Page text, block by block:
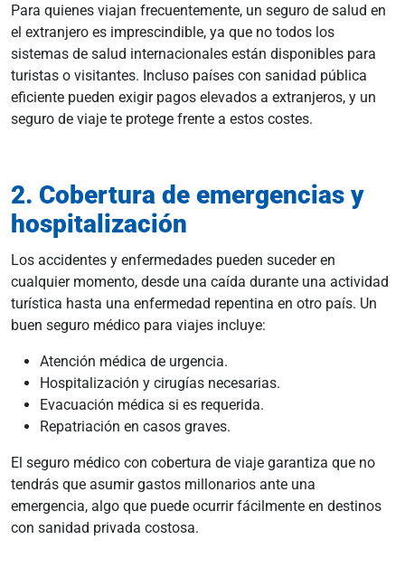
Para quienes viajan frecuentemente, un seguro de salud en
el extranjero es imprescindible, ya que no todos los
sistemas de salud internacionales están disponibles para
turistas o visitantes. Incluso países con sanidad pública
eficiente pueden exigir pagos elevados a extranjeros, y un
seguro de viaje te protege frente a estos costes.
2. Cobertura de emergencias y
hospitalización
Los accidentes y enfermedades pueden suceder en
cualquier momento, desde una caída durante una actividad
turística hasta una enfermedad repentina en otro país. Un
buen seguro médico para viajes incluye:
Atención médica de urgencia.
Hospitalización y cirugías necesarias.
Evacuación médica si es requerida.
Repatriación en casos graves.
El seguro médico con cobertura de viaje garantiza que no
tendrás que asumir gastos millonarios ante una
emergencia, algo que puede ocurrir fácilmente en destinos
con sanidad privada costosa.